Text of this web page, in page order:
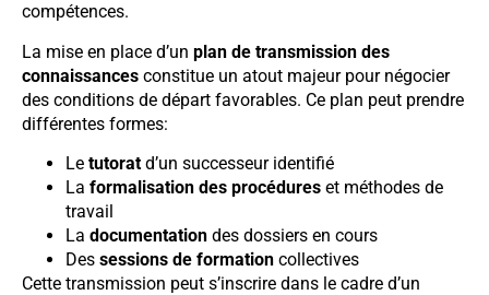
compétences.
La mise en place d’un plan de transmission des
connaissances constitue un atout majeur pour négocier
des conditions de départ favorables. Ce plan peut prendre
différentes formes:
Le tutorat d’un successeur identifié
La formalisation des procédures et méthodes de
travail
La documentation des dossiers en cours
Des sessions de formation collectives
Cette transmission peut s’inscrire dans le cadre d’un